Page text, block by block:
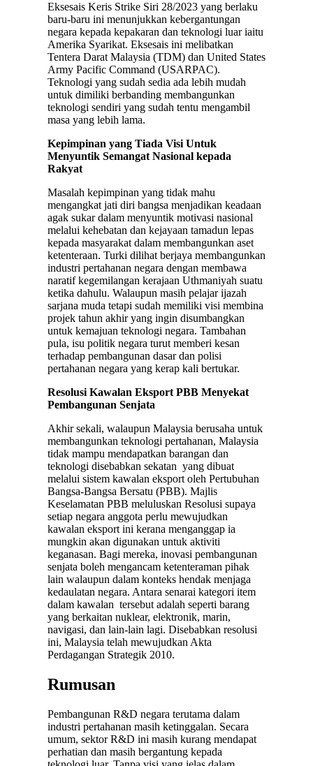
Eksesais Keris Strike Siri 28/2023 yang berlaku
baru-baru ini menunjukkan kebergantungan
negara kepada kepakaran dan teknologi luar iaitu
Amerika Syarikat. Eksesais ini melibatkan
Tentera Darat Malaysia (TDM) dan United States
Army Pacific Command (USARPAC).
Teknologi yang sudah sedia ada lebih mudah
untuk dimiliki berbanding membangunkan
teknologi sendiri yang sudah tentu mengambil
masa yang lebih lama.
Kepimpinan yang Tiada Visi Untuk
Menyuntik Semangat Nasional kepada
Rakyat
Masalah kepimpinan yang tidak mahu
mengangkat jati diri bangsa menjadikan keadaan
agak sukar dalam menyuntik motivasi nasional
melalui kehebatan dan kejayaan tamadun lepas
kepada masyarakat dalam membangunkan aset
ketenteraan. Turki dilihat berjaya membangunkan
industri pertahanan negara dengan membawa
naratif kegemilangan kerajaan Uthmaniyah suatu
ketika dahulu. Walaupun masih pelajar ijazah
sarjana muda tetapi sudah memiliki visi membina
projek tahun akhir yang ingin disumbangkan
untuk kemajuan teknologi negara. Tambahan
pula, isu politik negara turut memberi kesan
terhadap pembangunan dasar dan polisi
pertahanan negara yang kerap kali bertukar.
Resolusi Kawalan Eksport PBB Menyekat
Pembangunan Senjata
Akhir sekali, walaupun Malaysia berusaha untuk
membangunkan teknologi pertahanan, Malaysia
tidak mampu mendapatkan barangan dan
teknologi disebabkan sekatan yang dibuat
melalui sistem kawalan eksport oleh Pertubuhan
Bangsa-Bangsa Bersatu (PBB). Majlis
Keselamatan PBB meluluskan Resolusi supaya
setiap negara anggota perlu mewujudkan
kawalan eksport ini kerana menganggap ia
mungkin akan digunakan untuk aktiviti
keganasan. Bagi mereka, inovasi pembangunan
senjata boleh mengancam ketenteraman pihak
lain walaupun dalam konteks hendak menjaga
kedaulatan negara. Antara senarai kategori item
dalam kawalan tersebut adalah seperti barang
yang berkaitan nuklear, elektronik, marin,
navigasi, dan lain-lain lagi. Disebabkan resolusi
ini, Malaysia telah mewujudkan Akta
Perdagangan Strategik 2010.
Rumusan
Pembangunan R&D negara terutama dalam
industri pertahanan masih ketinggalan. Secara
umum, sektor R&D ini masih kurang mendapat
perhatian dan masih bergantung kepada